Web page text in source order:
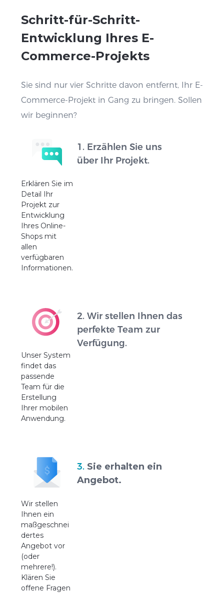
Schritt-für-Schritt-
Entwicklung Ihres E-
Commerce-Projekts
Sie sind nur vier Schritte davon entfernt, Ihr E-
Commerce-Projekt in Gang zu bringen. Sollen
wir beginnen?
1. Erzählen Sie uns
über Ihr Projekt.
Erklären Sie im
Detail Ihr
Projekt zur
Entwicklung
Ihres Online-
Shops mit
allen
verfügbaren
Informationen.
2. Wir stellen Ihnen das
perfekte Team zur
Verfügung.
Unser System
findet das
passende
Team für die
Erstellung
Ihrer mobilen
Anwendung.
3. Sie erhalten ein
Angebot.
Wir stellen
Ihnen ein
maßgeschnei
dertes
Angebot vor
(oder
mehrere!).
Klären Sie
offene Fragen